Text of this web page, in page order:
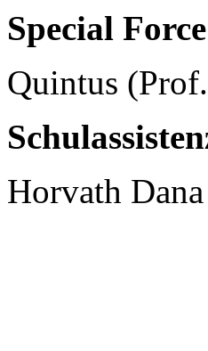
Special
Quintus
Horvath Dana